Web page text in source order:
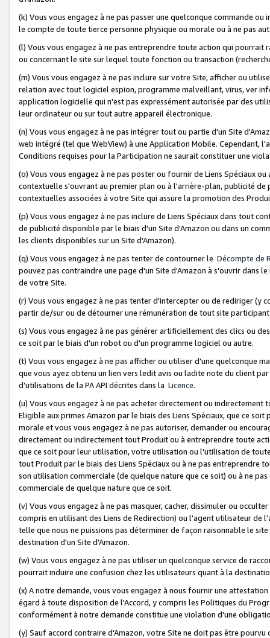
(k) Vous vous engagez à ne pas passer une quelconque commande
le compte de toute tierce personne physique ou morale ou à ne pas
(l) Vous vous engagez à ne pas entreprendre toute action qui
ou concernant le site sur lequel toute fonction ou transaction
(m) Vous vous engagez à ne pas inclure sur votre Site, afficher ou
relation avec tout logiciel espion, programme malveillant, virus, ver
application logicielle qui n'est pas expressément autorisée par des
leur ordinateur ou sur tout autre appareil électronique.
(n) Vous vous engagez à ne pas intégrer tout ou partie d'un Site
web intégré (tel que WebView) à une Application Mobile. Cependant,
Conditions requises pour la Participation ne saurait constituer une
(o) Vous vous engagez à ne pas poster ou fournir de Liens Spéciaux
contextuelle s'ouvrant au premier plan ou à l'arrière-plan, publicité
contextuelles associées à votre Site qui assure la promotion des
(p) Vous vous engagez à ne pas inclure de Liens Spéciaux dans tout
de publicité disponible par le biais d'un Site d'Amazon ou dans un
les clients disponibles sur un Site d'Amazon).
(q) Vous vous engagez à ne pas tenter de contourner le Décompte de
pouvez pas contraindre une page d'un Site d'Amazon à s'ouvrir dans
de votre Site.
(r) Vous vous engagez à ne pas tenter d'intercepter ou de rediriger
partir de/sur ou de détourner une rémunération de tout site
(s) Vous vous engagez à ne pas générer artificiellement des clics ou
ce soit par le biais d'un robot ou d'un programme logiciel ou autre.
(t) Vous vous engagez à ne pas afficher ou utiliser d’une quelconque
que vous ayez obtenu un lien vers ledit avis ou ladite note du client
d’utilisations de la PA API décrites dans la Licence.
(u) Vous vous engagez à ne pas acheter directement ou
Eligible aux primes Amazon par le biais des Liens Spéciaux, que ce
morale et vous vous engagez à ne pas autoriser, demander ou
directement ou indirectement tout Produit ou à entreprendre toute
que ce soit pour leur utilisation, votre utilisation ou l'utilisation de
tout Produit par le biais des Liens Spéciaux ou à ne pas entreprendre
son utilisation commerciale (de quelque nature que ce soit) ou à ne
commerciale de quelque nature que ce soit.
(v) Vous vous engagez à ne pas masquer, cacher, dissimuler ou
compris en utilisant des Liens de Redirection) ou l'agent utilisateur
telle que nous ne puissions pas déterminer de façon raisonnable le
destination d'un Site d'Amazon.
(w) Vous vous engagez à ne pas utiliser un quelconque service de
pourrait induire une confusion chez les utilisateurs quant à la
(x) A notre demande, vous vous engagez à nous fournir une
égard à toute disposition de l'Accord, y compris les Politiques du
conformément à notre demande constitue une violation d'une
(y) Sauf accord contraire d'Amazon, votre Site ne doit pas être